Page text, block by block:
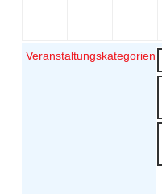
Veranstaltungskategorien